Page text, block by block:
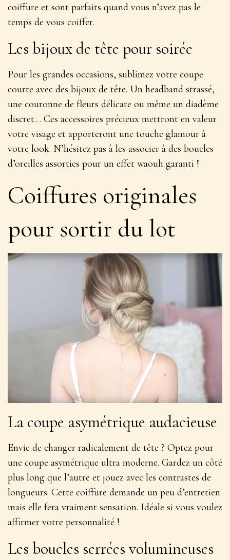
coiffure et sont parfaits quand vous n’avez pas le
temps de vous coiffer.
Les bijoux de tête pour soirée
Pour les grandes occasions, sublimez votre coupe
courte avec des bijoux de tête. Un headband strassé,
une couronne de fleurs délicate ou même un diadème
discret… Ces accessoires précieux mettront en valeur
votre visage et apporteront une touche glamour à
votre look. N’hésitez pas à les associer à des boucles
d’oreilles assorties pour un effet waouh garanti !
Coiffures originales
pour sortir du lot
La coupe asymétrique audacieuse
Envie de changer radicalement de tête ? Optez pour
une coupe asymétrique ultra moderne. Gardez un côté
plus long que l’autre et jouez avec les contrastes de
longueurs. Cette coiffure demande un peu d’entretien
mais elle fera vraiment sensation. Idéale si vous voulez
affirmer votre personnalité !
Les boucles serrées volumineuses